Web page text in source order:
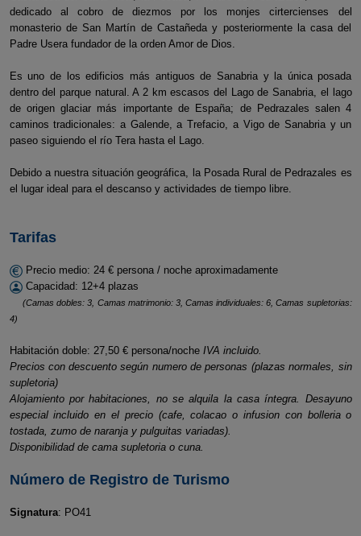
dedicado al cobro de diezmos por los monjes cirtercienses del
monasterio de San Martín de Castañeda y posteriormente la casa del
Padre Usera fundador de la orden Amor de Dios.
Es uno de los edificios más antiguos de Sanabria y la única posada
dentro del parque natural. A 2 km escasos del Lago de Sanabria, el lago
de origen glaciar más importante de España; de Pedrazales salen 4
caminos tradicionales: a Galende, a Trefacio, a Vigo de Sanabria y un
paseo siguiendo el río Tera hasta el Lago.
Debido a nuestra situación geográfica, la Posada Rural de Pedrazales es
el lugar ideal para el descanso y actividades de tiempo libre.
Tarifas
Precio medio: 24 € persona / noche aproximadamente
Capacidad: 12+4 plazas
(Camas dobles: 3, Camas matrimonio: 3, Camas individuales: 6, Camas supletorias:
4)
Habitación doble: 27,50 € persona/noche IVA incluido.
Precios con descuento según numero de personas (plazas normales, sin
supletoria)
Alojamiento por habitaciones, no se alquila la casa íntegra. Desayuno
especial incluido en el precio (cafe, colacao o infusion con bolleria o
tostada, zumo de naranja y pulguitas variadas).
Disponibilidad de cama supletoria o cuna.
Número de Registro de Turismo
Signatura: PO41